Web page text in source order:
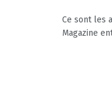
Ce sont les
Magazine